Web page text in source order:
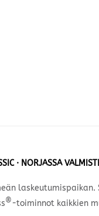
· NORJASSA
®-toiminnot kaikkien